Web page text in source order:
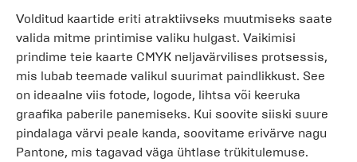
Volditud kaartide eriti atraktiivseks muutmiseks saate
valida mitme printimise valiku hulgast. Vaikimisi
prindime teie kaarte CMYK neljavärvilises protsessis,
mis lubab teemade valikul suurimat paindlikkust. See
on ideaalne viis fotode, logode, lihtsa või keeruka
graafika paberile panemiseks. Kui soovite siiski suure
pindalaga värvi peale kanda, soovitame erivärve nagu
Pantone, mis tagavad väga ühtlase trükitulemuse.